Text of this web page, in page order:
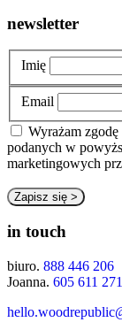
newsletter
Imię
Email
Wyrażam
podanych w
marketingowych
in touch
biuro. 888 446 206
Joanna. 605 611 271